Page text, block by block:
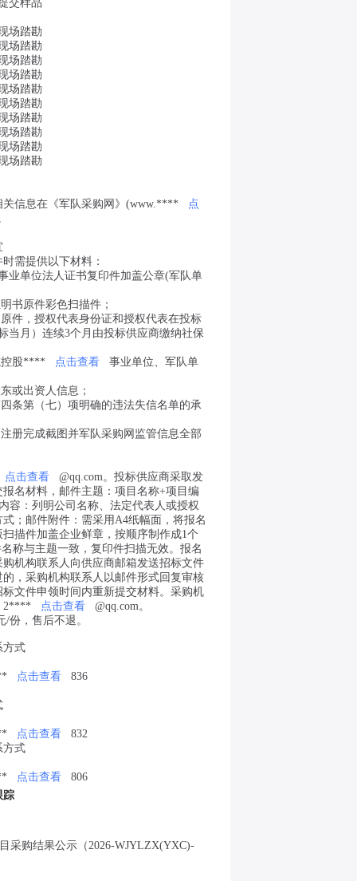
交样品
场踏勘
场踏勘
场踏勘
场踏勘
场踏勘
场踏勘
场踏勘
场踏勘
场踏勘
场踏勘
关信息在《军队采购网》(www.****
点
需提供以下材料：
业单位法人证书复印件加盖公章(军队单
书原件彩色扫描件；
件，授权代表身份证和授权代表在投标
当月）连续3个月由投标供应商缴纳社保
控股****
点击查看 事业单位、军队单
或出资人信息；
条第（七）项明确的违法失信名单的承
册完成截图并军队采购网监管信息全部
点击查看
@qq.com。投标供应商采取发
名材料，邮件主题：项目名称+项目编
容：列明公司名称、法定代表人或授权
；邮件附件：需采用A4纸幅面，将报名
描件加盖企业鲜章，按顺序制作成1个
称与主题一致，复印件扫描无效。报名
机构联系人向供应商邮箱发送招标文件
，采购机构联系人以邮件形式回复审核
文件申领时间内重新提交材料。采购机
2**** 点击查看
@qq.com。
/份，售后不退。
方式
点击查看 836
点击查看
832
方式
点击查看
806
踪
采购结果公示（2026-WJYLZX(YXC)-